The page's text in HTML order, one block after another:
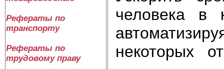
Рефераты по
транспорту
Рефераты по
трудовому праву
человека в
некоторых